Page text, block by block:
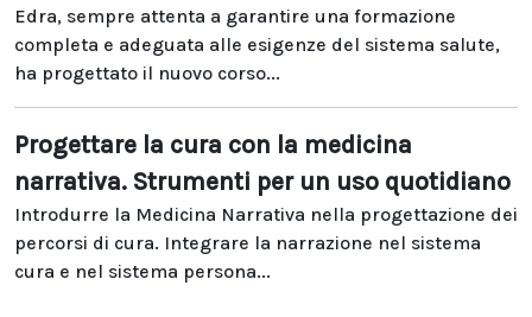
Edra, sempre attenta a garantire una formazione
completa e adeguata alle esigenze del sistema salute,
ha progettato il nuovo corso...
Progettare la cura con la medicina
narrativa. Strumenti per un uso quotidiano
Introdurre la Medicina Narrativa nella progettazione dei
percorsi di cura. Integrare la narrazione nel sistema
cura e nel sistema persona...